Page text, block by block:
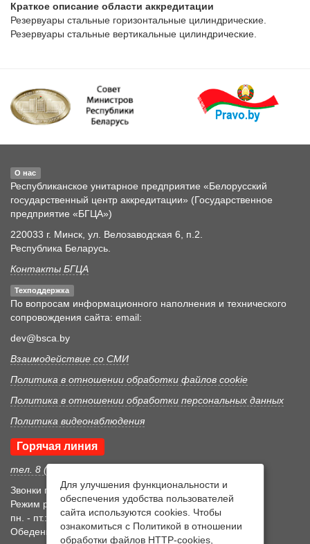
Краткое описание области аккредитации
Резервуары стальные горизонтальные цилиндрические.
О нас
Республиканское унитарное предприятие «Белорусский
государственный центр аккредитации» (Государственное
предприятие «БГЦА»)
220033 г. Минск, ул. Велозаводская 6, п.2.
Республика Беларусь.
Контакты БГЦА
Техподдержка
По вопросам информационного наполнения и технического
сопровождения сайта: email:
dev@bsca.by
Взаимодействие со СМИ
Политика в отношении обработки файлов cookie
Политика в отношении обработки персональных данных
Политика видеонаблюдения
Горячая линия
тел. 8 (017) 352 46 05
Звонки принимаются в рабочее время
Режим рабочего времени
пн. - пт.: 8:30-17:15
Обеденный перерыв 12:00-12:45
Для улучшения функциональности и
обеспечения удобства пользователей
сайта используются cookies. Чтобы
ознакомиться с Политикой в отношении
обработки файлов HTTP-cookies,